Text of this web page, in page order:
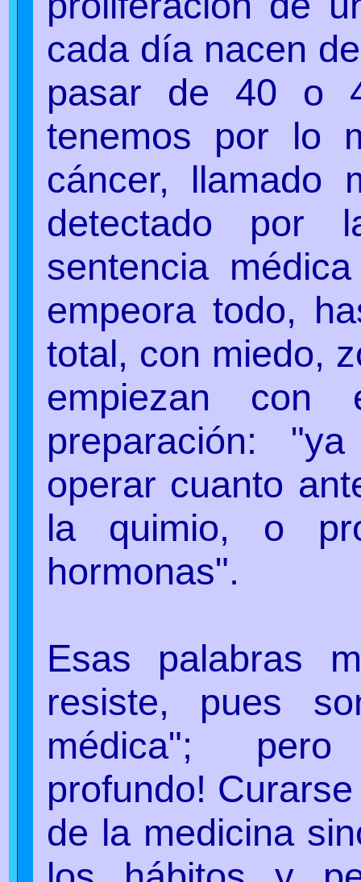
cada día nacen
pasar de 40 o
tenemos por lo
cáncer, llamado
detectado por
sentencia
empeora todo,
total, con miedo,
empiezan
preparación:
operar cuanto
la quimio, o
hormonas".
Esas palabras
resiste, pues
médica"; pero
profundo!
de la medicina